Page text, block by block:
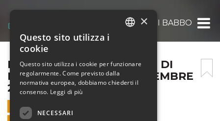
IL FANTASTICO CASTELLO DI BABBO
IL FANTASTICO CASTELLO DI
BABBO NATALE – 23 NOVEMBRE
2025
23 NOVEMBRE 2025 - 09:00
×
Questo sito utilizza i
cookie
Questo sito utilizza i cookie per funzionare
regolarmente. Come previsto dalla
normativa europea, dobbiamo chiederti il
consenso. Leggi di più
NECESSARI